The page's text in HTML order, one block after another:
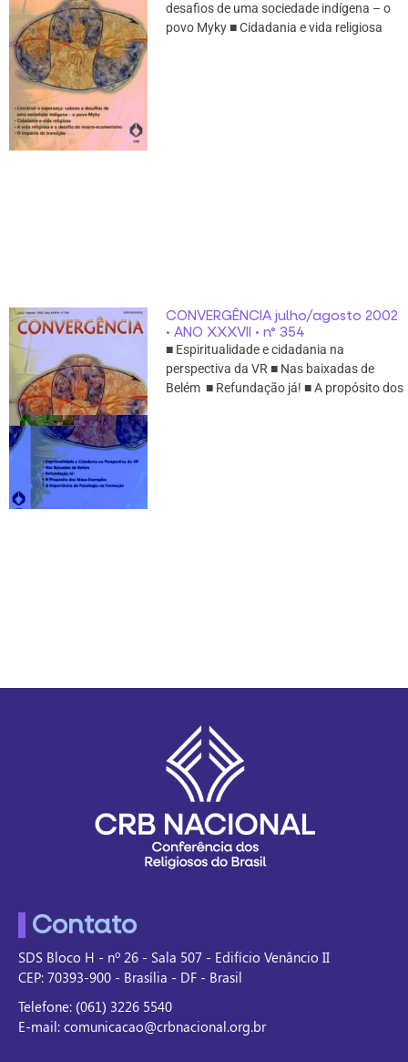
desafios de uma sociedade indígena – o
povo Myky ■ Cidadania e vida religiosa
CONVERGÊNCIA julho/agosto 2002
• ANO XXXVII • n° 354
■ Espiritualidade e cidadania na
perspectiva da VR ■ Nas baixadas de
Belém ■ Refundação já! ■ A propósito dos
Contato
SDS Bloco H - nº 26 - Sala 507 - Edifício Venâncio II
CEP: 70393-900 - Brasília - DF - Brasil
Telefone: (061) 3226 5540
E-mail: comunicacao@crbnacional.org.br